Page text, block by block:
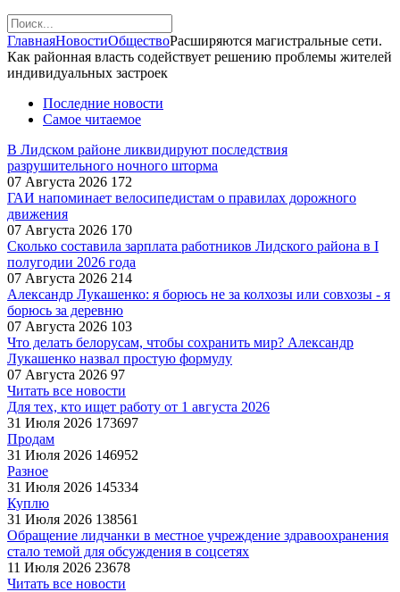
ГлавнаяНовостиОбществоРасширяются магистральные сети.
Как районная власть содействует решению проблемы жителей
индивидуальных застроек
Последние новости
Самое читаемое
В Лидском районе ликвидируют последствия
разрушительного ночного шторма
07 Августа 2026 172
ГАИ напоминает велосипедистам о правилах дорожного
движения
07 Августа 2026 170
Сколько составила зарплата работников Лидского района в I
полугодии 2026 года
07 Августа 2026 214
Александр Лукашенко: я борюсь не за колхозы или совхозы - я
борюсь за деревню
07 Августа 2026 103
Что делать белорусам, чтобы сохранить мир? Александр
Лукашенко назвал простую формулу
07 Августа 2026 97
Читать все новости
Для тех, кто ищет работу от 1 августа 2026
31 Июля 2026 173697
Продам
31 Июля 2026 146952
Разное
31 Июля 2026 145334
Куплю
31 Июля 2026 138561
Обращение лидчанки в местное учреждение здравоохранения
стало темой для обсуждения в соцсетях
11 Июля 2026 23678
Читать все новости